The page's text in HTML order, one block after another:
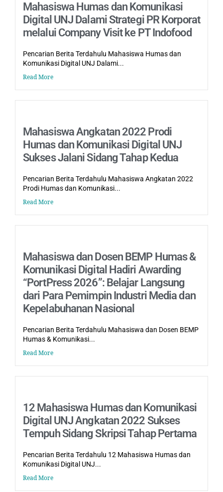
Mahasiswa Humas dan Komunikasi
Digital UNJ Dalami Strategi PR Korporat
melalui Company Visit ke PT Indofood
Pencarian Berita Terdahulu Mahasiswa Humas dan
Komunikasi Digital UNJ Dalami...
Read More
Mahasiswa Angkatan 2022 Prodi
Humas dan Komunikasi Digital UNJ
Sukses Jalani Sidang Tahap Kedua
Pencarian Berita Terdahulu Mahasiswa Angkatan 2022
Prodi Humas dan Komunikasi...
Read More
Mahasiswa dan Dosen BEMP Humas &
Komunikasi Digital Hadiri Awarding
“PortPress 2026”: Belajar Langsung
dari Para Pemimpin Industri Media dan
Kepelabuhanan Nasional
Pencarian Berita Terdahulu Mahasiswa dan Dosen BEMP
Humas & Komunikasi...
Read More
12 Mahasiswa Humas dan Komunikasi
Digital UNJ Angkatan 2022 Sukses
Tempuh Sidang Skripsi Tahap Pertama
Pencarian Berita Terdahulu 12 Mahasiswa Humas dan
Komunikasi Digital UNJ...
Read More